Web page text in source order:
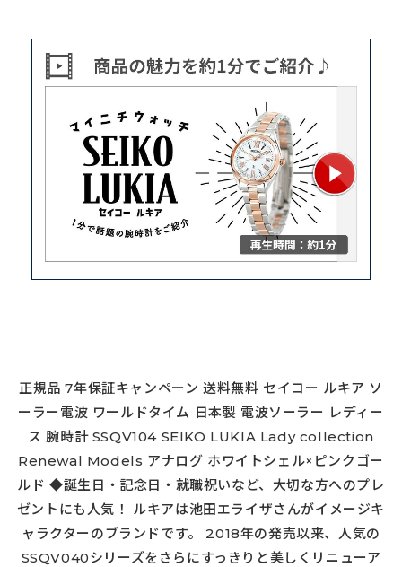
正規品 7年保証キャンペーン 送料無料 セイコー ルキア ソ
ーラー電波 ワールドタイム 日本製 電波ソーラー レディー
ス 腕時計 SSQV104 SEIKO LUKIA Lady collection
Renewal Models アナログ ホワイトシェル×ピンクゴー
ルド ◆誕生日・記念日・就職祝いなど、大切な方へのプレ
ゼントにも人気！ ルキアは池田エライザさんがイメージキ
ャラクターのブランドです。 2018年の発売以来、人気の
SSQV040シリーズをさらにすっきりと美しくリニューア